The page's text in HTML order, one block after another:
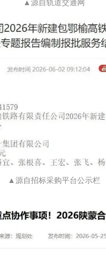
▲源自轨道交通网
▲源自招标采购平台公示栏